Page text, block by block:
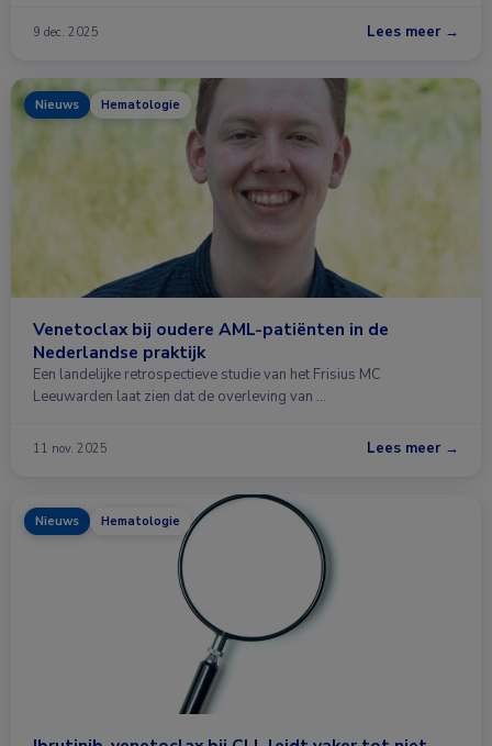
9 dec. 2025 Lees meer →
Nieuws Hematologie
Venetoclax bij oudere AML-patiënten in de
Nederlandse praktijk
Een landelijke retrospectieve studie van het Frisius MC
Leeuwarden laat zien dat de overleving van …
11 nov. 2025 Lees meer →
Nieuws Hematologie